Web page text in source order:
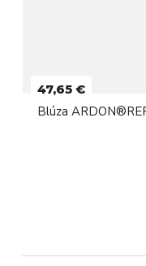
47,65 €
Blúza